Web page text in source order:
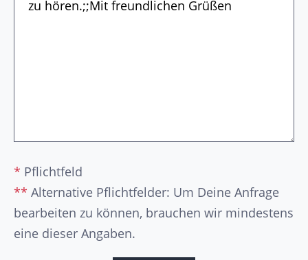
* Pflichtfeld
** Alternative Pflichtfelder: Um Deine Anfrage
bearbeiten zu können, brauchen wir mindestens
eine dieser Angaben.